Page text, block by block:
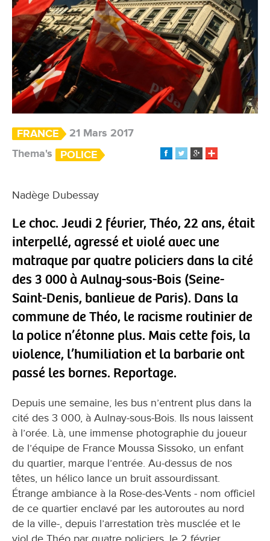
FRANCE
21 Mars 2017
Thema's
POLICE
Nadège Dubessay
Le choc. Jeudi 2 février, Théo, 22 ans, était
interpellé, agressé et violé avec une
matraque par quatre policiers dans la cité
des 3 000 à Aulnay-sous-Bois (Seine-
Saint-Denis, banlieue de Paris). Dans la
commune de Théo, le racisme routinier de
la police n’étonne plus. Mais cette fois, la
violence, l’humiliation et la barbarie ont
passé les bornes. Reportage.
Depuis une semaine, les bus n’entrent plus dans la
cité des 3 000, à Aulnay-sous-Bois. Ils nous laissent
à l’orée. Là, une immense photographie du joueur
de l’équipe de France Moussa Sissoko, un enfant
du quartier, marque l’entrée. Au-dessus de nos
têtes, un hélico lance un bruit assourdissant.
Étrange ambiance à la Rose-des-Vents - nom officiel
de ce quartier enclavé par les autoroutes au nord
de la ville-, depuis l’arrestation très musclée et le